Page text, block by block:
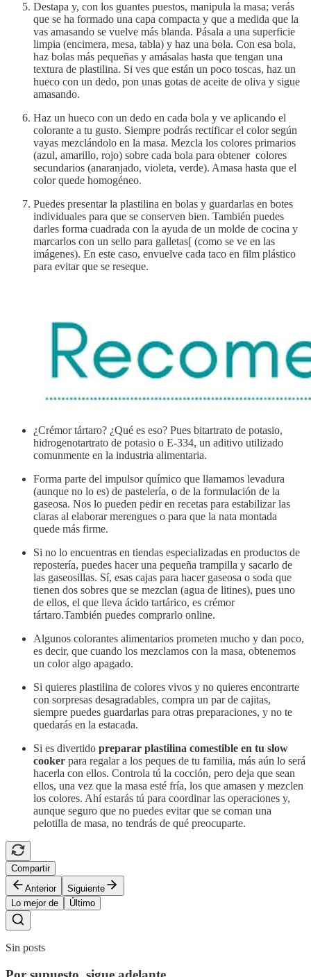
Destapa y, con los guantes puestos, manipula la masa; verás
que se ha formado una capa compacta y que a medida que la
vas amasando se vuelve más blanda. Pásala a una superficie
limpia (encimera, mesa, tabla) y haz una bola. Con esa bola,
haz bolas más pequeñas y amásalas hasta que tengan una
textura de plastilina. Si ves que están un poco toscas, haz un
hueco con un dedo, pon unas gotas de aceite de oliva y sigue
amasando.
Haz un hueco con un dedo en cada bola y ve aplicando el
colorante a tu gusto. Siempre podrás rectificar el color según
vayas mezclándolo en la masa. Mezcla los colores primarios
(azul, amarillo, rojo) sobre cada bola para obtener colores
secundarios (anaranjado, violeta, verde). Amasa hasta que el
color quede homogéneo.
Puedes presentar la plastilina en bolas y guardarlas en botes
individuales para que se conserven bien. También puedes
darles forma cuadrada con la ayuda de un molde de cocina y
marcarlos con un sello para galletas[ (como se ve en las
imágenes). En este caso, envuelve cada taco en film plástico
para evitar que se reseque.
¿Crémor tártaro? ¿Qué es eso? Pues bitartrato de potasio,
hidrogenotartrato de potasio o E-334, un aditivo utilizado
comunmente en la industria alimentaria.
Forma parte del impulsor químico que llamamos levadura
(aunque no lo es) de pastelería, o de la formulación de la
gaseosa. Nos lo pueden pedir en recetas para estabilizar las
claras al elaborar merengues o para que la nata montada
quede más firme.
Si no lo encuentras en tiendas especializadas en productos de
repostería, puedes hacer una pequeña trampilla y sacarlo de
las gaseosillas. Sí, esas cajas para hacer gaseosa o soda que
tienen dos sobres que se mezclan (agua de litines), pues uno
de ellos, el que lleva ácido tartárico, es crémor
tártaro.También puedes comprarlo online.
Algunos colorantes alimentarios prometen mucho y dan poco,
es decir, que cuando los mezclamos con la masa, obtenemos
un color algo apagado.
Si quieres plastilina de colores vivos y no quieres encontrarte
con sorpresas desagradables, compra un par de cajitas,
siempre puedes guardarlas para otras preparaciones, y no te
quedarás en la estacada.
Si es divertido preparar plastilina comestible en tu slow
cooker para regalar a los peques de tu familia, más aún lo será
hacerla con ellos. Controla tú la cocción, pero deja que sean
ellos, una vez que la masa esté fría, los que amasen y mezclen
los colores. Ahí estarás tú para coordinar las operaciones y,
aunque seguro que no puedes evitar que se coman una
pelotilla de masa, no tendrás de qué preocuparte.
Compartir
Anterior
Siguiente
Lo mejor de
Último
Sin posts